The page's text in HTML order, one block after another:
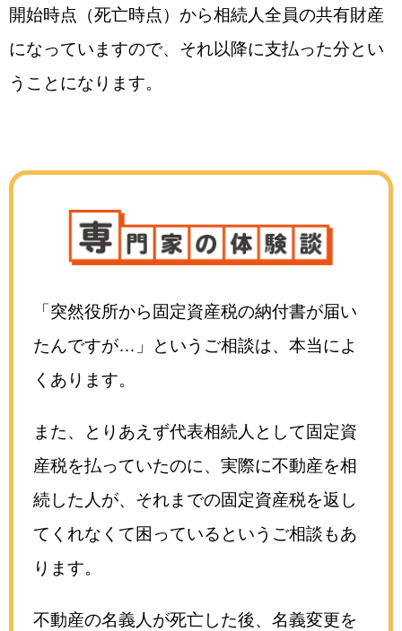
開始時点（死亡時点）から相続人全員の共有財産
になっていますので、それ以降に支払った分とい
うことになります。
「突然役所から固定資産税の納付書が届い
たんですが…」というご相談は、本当によ
くあります。
また、とりあえず代表相続人として固定資
産税を払っていたのに、実際に不動産を相
続した人が、それまでの固定資産税を返し
てくれなくて困っているというご相談もあ
ります。
不動産の名義人が死亡した後、名義変更を